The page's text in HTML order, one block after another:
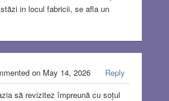
in locul fabricii, se afla un
on May 14, 2026
Reply
să revizitez împreună cu soțul